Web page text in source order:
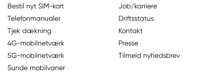
Bestil nyt SIM-kort
Telefonmanualer
Tjek dækning
4G-mobilnetværk
5G-mobilnetværk
Sunde mobilvaner
Job/karriere
Driftsstatus
Kontakt
Presse
Tilmeld nyhedsbrev